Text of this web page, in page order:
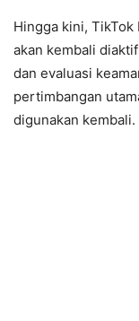
Hingga kini,
akan kembali
dan evaluasi
pertimbangan
digunakan kembali.